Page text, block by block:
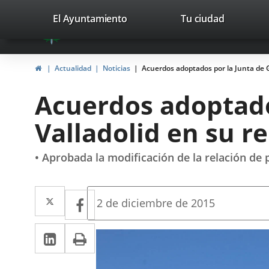
Portal
Web
del
Valladolid
avaTop
valladolid.es
El Ayuntamiento Tu ciudad
HomeActualidad Noticias Acuerdos adoptados por la Junta de
Acuerdos
Valladolid en su
• Aprobada la modificación de la relación
Twitter
Enlace
a
una
aplicación
Facebook
Enlace
a
una
Linkedin
Enlace
a
Print
Fecha
la
2 de diciembre de 2015